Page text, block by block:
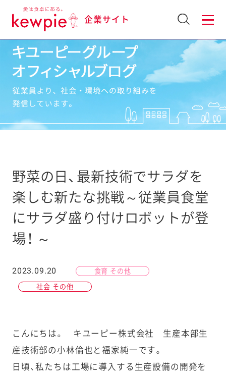
企業サイト
野菜の日、最新技術でサラダを
楽しむ新たな挑戦～従業員食堂
にサラダ盛り付けロボットが登
場！ ～
2023.09.20 食育 その他
社会 その他
こんにちは。 キユーピー株式会社 生産本部生
産技術部の小林倫也と福家純一です。
日頃、私たちは工場に導入する生産設備の開発を